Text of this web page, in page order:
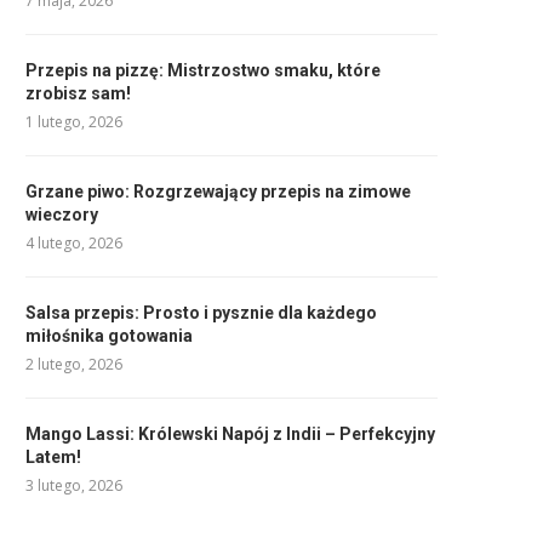
Przepis na pizzę: Mistrzostwo smaku, które
zrobisz sam!
1 lutego, 2026
Grzane piwo: Rozgrzewający przepis na zimowe
wieczory
4 lutego, 2026
Salsa przepis: Prosto i pysznie dla każdego
miłośnika gotowania
2 lutego, 2026
Mango Lassi: Królewski Napój z Indii – Perfekcyjny
Latem!
3 lutego, 2026